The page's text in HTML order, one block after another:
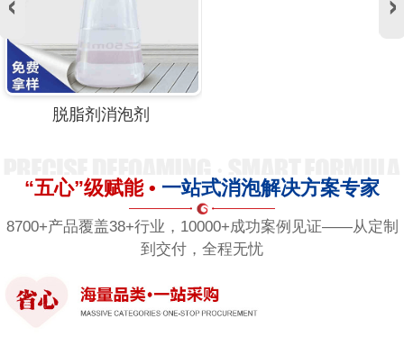
脱脂剂消泡剂
“五心”级赋能 • 一站式消泡解决方案专家
8700+产品覆盖38+行业，10000+成功案例见证——从定制
到交付，全程无忧